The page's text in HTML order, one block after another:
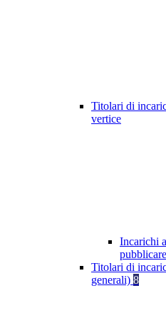
Titolari di
vertice
Incarichi
Titolari di
generali) 8